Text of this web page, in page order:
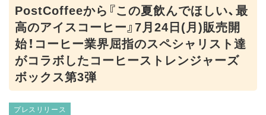
PostCoffeeから『この夏飲んでほしい、最
高のアイスコーヒー』7月24日(月)販売開
始！コーヒー業界屈指のスペシャリスト達
がコラボしたコーヒーストレンジャーズ
ボックス第3弾
プレスリリース